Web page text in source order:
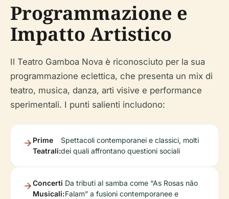
Programmazione e
Impatto Artistico
Il Teatro Gamboa Nova è riconosciuto per la sua
programmazione eclettica, che presenta un mix di
teatro, musica, danza, arti visive e performance
sperimentali. I punti salienti includono:
Prime
Teatrali:
Spettacoli contemporanei e classici, molti
dei quali affrontano questioni sociali
Concerti
Musicali:
Da tributi al samba come “As Rosas não
Falam” a fusioni contemporanee e